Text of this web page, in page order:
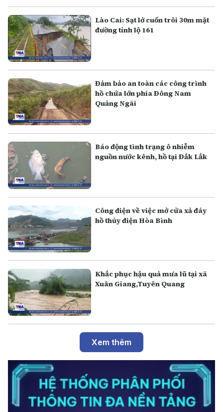
Lào Cai: Sạt lở cuốn trôi 30m mặt
đường tỉnh lộ 161
Đảm bảo an toàn các công trình
hồ chứa lớn phía Đông Nam
Quảng Ngãi
Báo động tình trạng ô nhiễm
nguồn nước kênh, hồ tại Đắk Lắk
Công điện về việc mở cửa xả đáy
hồ thủy điện Hòa Bình
Khắc phục hậu quả mưa lũ tại xã
Xuân Giang,Tuyên Quang
Xem thêm